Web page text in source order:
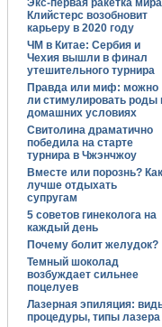
Экс-первая ракетка мира
Клийстерс возобновит
карьеру в 2020 году
ЧМ в Китае: Сербия и
Чехия вышли в финал
утешительного турнира
Правда или миф: можно
ли стимулировать роды
домашних условиях
Свитолина драматично
победила на старте
турнира в Чжэнчжоу
Вместе или порознь? Как
лучше отдыхать
супругам
5 советов гинеколога на
каждый день
Почему болит желудок?
Темный шоколад
возбуждает сильнее
поцелуев
Лазерная эпиляция:
процедуры, типы лазера